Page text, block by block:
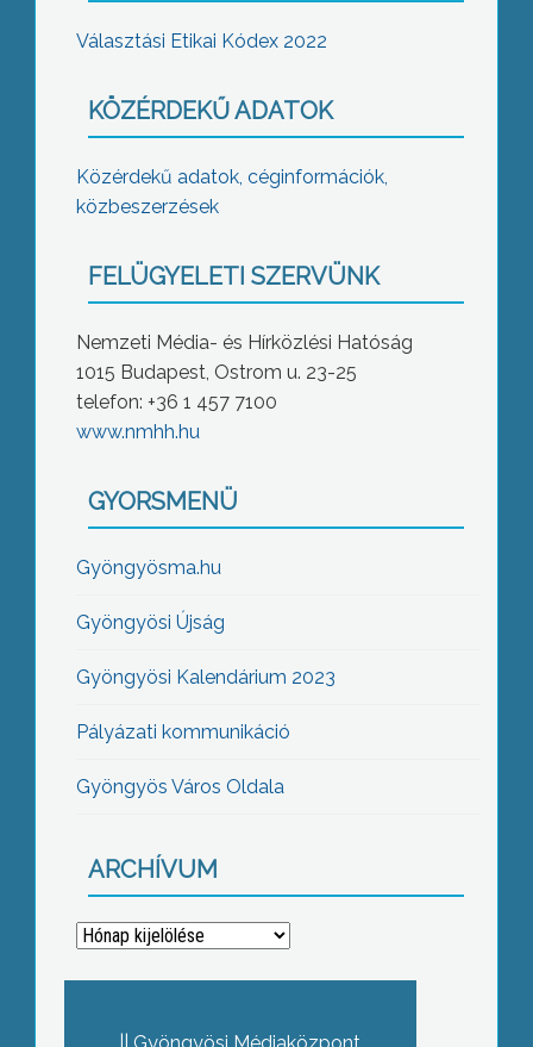
Választási Etikai Kódex 2022
KÖZÉRDEKŰ ADATOK
Közérdekű adatok, céginformációk,
közbeszerzések
FELÜGYELETI SZERVÜNK
Nemzeti Média- és Hírközlési Hatóság
1015 Budapest, Ostrom u. 23-25
telefon: +36 1 457 7100
www.nmhh.hu
GYORSMENÜ
Gyöngyösma.hu
Gyöngyösi Újság
Gyöngyösi Kalendárium 2023
Pályázati kommunikáció
Gyöngyös Város Oldala
ARCHÍVUM
Archívum